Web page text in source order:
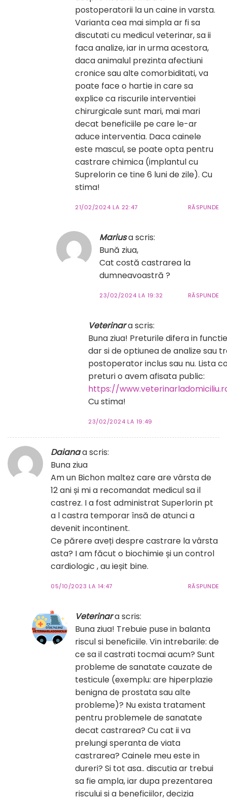
postoperatorii la un caine in varsta.
Varianta cea mai simpla ar fi sa
discutati cu medicul veterinar, sa ii
faca analize, iar in urma acestora,
daca animalul prezinta afectiuni
cronice sau alte comorbiditati, va
poate face o hartie in care sa
explice ca riscurile interventiei
chirurgicale sunt mari, mai mari
decat beneficiile pe care le-ar
aduce interventia. Daca cainele
este mascul, se poate opta pentru
castrare chimica (implantul cu
Suprelorin ce tine 6 luni de zile). Cu
stima!
21/02/2024 LA 22:47 RĂSPUNDE
Mariusa scris:
Bună ziua,
Cat costă castrarea la
dumneavoastră ?
23/02/2024 LA 19:32 RĂSPUNDE
Veterinara scris:
Buna ziua! Preturile difera in
dar si de optiunea de analize sau
postoperator inclus sau nu. Lista
preturi o avem afisata public:
https://
Cu stima!
23/02/2024 LA 19:49
Daianaa scris:
Buna ziua
Am un Bichon maltez care are vârsta de
12 ani și mi a recomandat medicul sa il
castrez. I a fost administrat Superlorin pt
a l castra temporar însă de atunci a
devenit incontinent.
Ce părere aveți despre castrare la vârsta
asta? I am făcut o biochimie și un control
cardiologic , au ieșit bine.
05/10/2023 LA 14:47 RĂSPUNDE
Veterinara scris:
Buna ziua! Trebuie puse in balanta
riscul si beneficiile. Vin intrebarile: de
ce sa il castrati tocmai acum? Sunt
probleme de sanatate cauzate de
testicule (exemplu: are hiperplazie
benigna de prostata sau alte
probleme)? Nu exista tratament
pentru problemele de sanatate
decat castrarea? Cu cat ii va
prelungi speranta de viata
castrarea? Cainele meu este in
dureri? Si tot asa.. discutia ar trebui
sa fie ampla, iar dupa prezentarea
riscului si a beneficiilor, decizia